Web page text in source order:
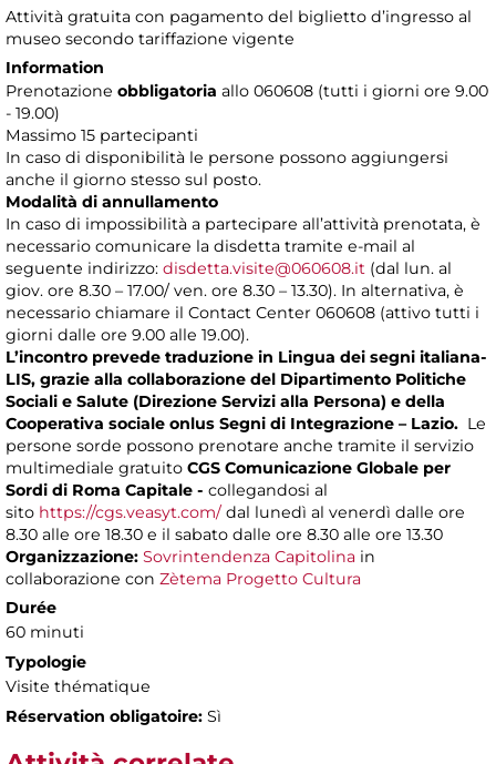
Attività gratuita con pagamento del biglietto d’ingresso al
museo secondo tariffazione vigente
Information
Prenotazione obbligatoria allo 060608 (tutti i giorni ore 9.00
- 19.00)
Massimo 15 partecipanti
In caso di disponibilità le persone possono aggiungersi
anche il giorno stesso sul posto.
Modalità di annullamento
In caso di impossibilità a partecipare all’attività prenotata, è
necessario comunicare la disdetta tramite e-mail al
seguente indirizzo: disdetta.visite@060608.it (dal lun. al
giov. ore 8.30 – 17.00/ ven. ore 8.30 – 13.30). In alternativa, è
necessario chiamare il Contact Center 060608 (attivo tutti i
giorni dalle ore 9.00 alle 19.00).
L’incontro prevede traduzione in Lingua dei segni italiana-
LIS, grazie alla collaborazione del Dipartimento Politiche
Sociali e Salute (Direzione Servizi alla Persona) e della
Cooperativa sociale onlus Segni di Integrazione – Lazio. Le
persone sorde possono prenotare anche tramite il servizio
multimediale gratuito CGS Comunicazione Globale per
Sordi di Roma Capitale - collegandosi al
sito https://cgs.veasyt.com/dal lunedì al venerdì dalle ore
8.30 alle ore 18.30 e il sabato dalle ore 8.30 alle ore 13.30
Organizzazione: Sovrintendenza Capitolina in
collaborazione con Zètema Progetto Cultura
Durée
60 minuti
Typologie
Visite thématique
Réservation obligatoire: Sì